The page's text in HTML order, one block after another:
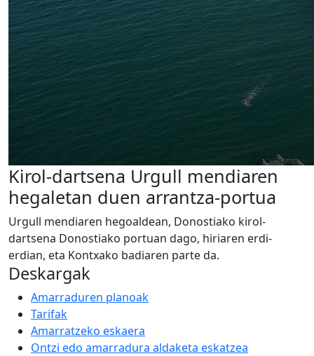
Kirol-dartsena Urgull mendiaren
hegaletan duen arrantza-portua
Urgull mendiaren hegoaldean, Donostiako kirol-
dartsena Donostiako portuan dago, hiriaren erdi-
erdian, eta Kontxako badiaren parte da.
Deskargak
Amarraduren planoak
Tarifak
Amarratzeko eskaera
Ontzi edo amarradura aldaketa eskatzea